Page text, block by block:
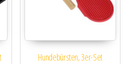
Hundebürsten, 3er-Set